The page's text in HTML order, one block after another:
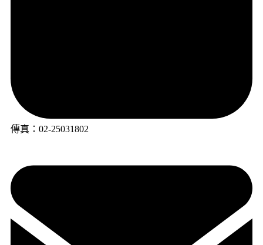
傳真：02-25031802